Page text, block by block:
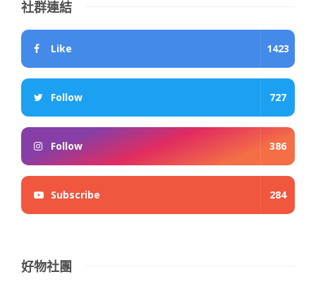
社群連結
Like 1423
Follow 727
Follow 386
Subscribe 284
好物社團